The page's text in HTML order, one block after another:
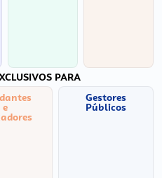
PARA
e
Gestores
Públicos